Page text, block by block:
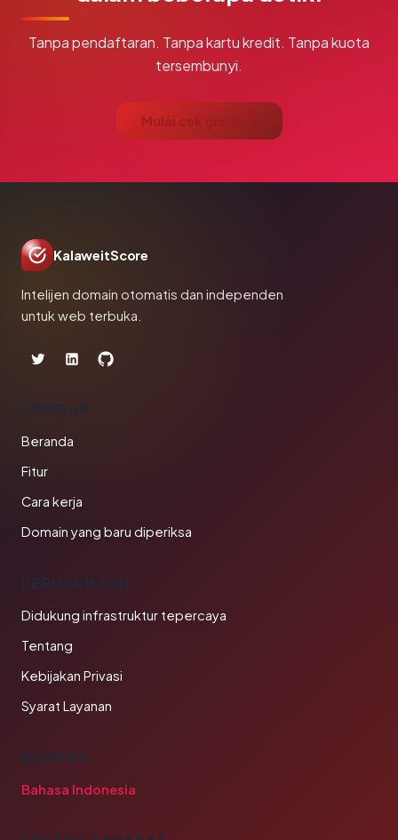
Tanpa pendaftaran. Tanpa kartu kredit. Tanpa kuota
tersembunyi.
Mulai cek gratis →
KalaweitScore
Intelijen domain otomatis dan independen
untuk web terbuka.
PRODUK
Beranda
Fitur
Cara kerja
Domain yang baru diperiksa
PERUSAHAAN
Didukung infrastruktur tepercaya
Tentang
Kebijakan Privasi
Syarat Layanan
BAHASA
Bahasa Indonesia